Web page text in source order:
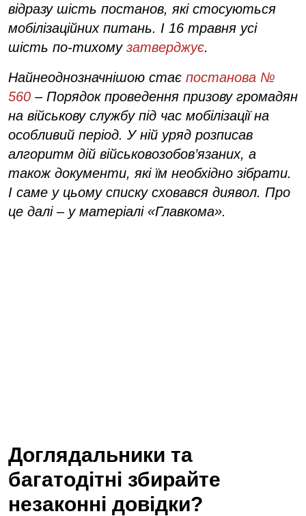
відразу шість постанов, які стосуються
мобілізаційних питань. І 16 травня усі
шість по-тихому затверджує.
Найнеоднозначнішою стає постанова №
560 – Порядок проведення призову громадян
на військову службу під час мобілізації на
особливий період. У ній уряд розписав
алгоритм дій військовозобов’язаних, а
також документи, які їм необхідно зібрати.
І саме у цьому списку сховався диявол. Про
це далі – у матеріалі «Главкома».
Доглядальники та
багатодітні збирайте
незаконні довідки?